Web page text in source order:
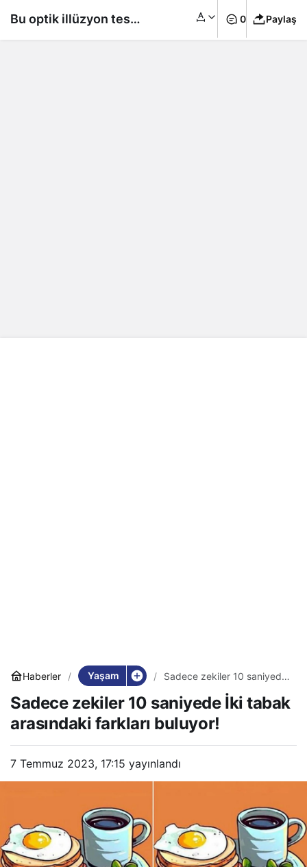
Haberler Yaşam
Sadece zekiler 10 saniyede
buluyor!
Sadece zekiler 10 saniyede İki tabak
arasındaki farkları buluyor!
7 Temmuz 2023, 17:15 yayınlandı
Bu optik illüzyon testi 0 Paylaş